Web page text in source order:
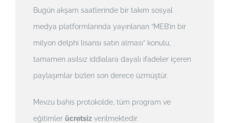
Bugün akşam saatlerinde bir takım sosyal
medya platformlarında yayınlanan “MEB’in bir
milyon delphi lisansı satın alması” konulu
tamamen asılsız iddialara dayalı ifadeler içeren
paylaşımlar bizleri son derece üzmüştür.
Mevzu bahis protokolde, tüm program ve
eğitimler ücretsiz verilmektedir.